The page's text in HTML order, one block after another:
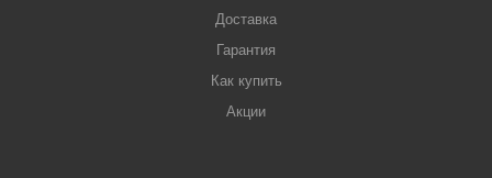
Доставка
Гарантия
Как купить
Акции